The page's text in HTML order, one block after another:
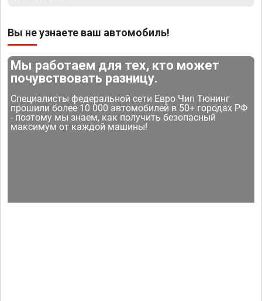
Вы не узнаете ваш автомобиль!
Мы работаем для тех, кто может
почувствовать разницу.
Специалисты федеральной сети Евро Чип Тюнинг
прошили более 10 000 автомобилей в 50+ городах РФ
- поэтому мы знаем, как получить безопасный
максимум от каждой машины!